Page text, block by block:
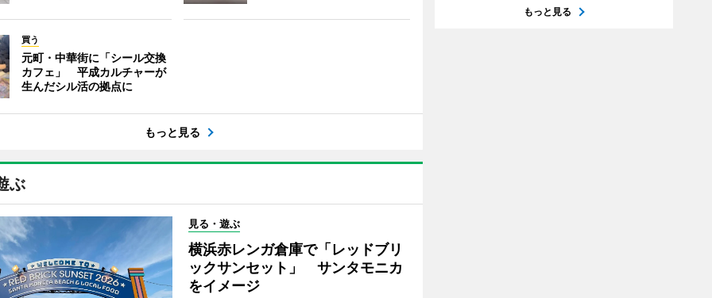
買う
元町・中華街に「シール交換
カフェ」 平成カルチャーが
生んだシル活の拠点に
もっと見る
ぶ
見る・遊ぶ
横浜赤レンガ倉庫で「レッドブリ
ックサンセット」 サンタモニカ
をイメージ
もっと見る